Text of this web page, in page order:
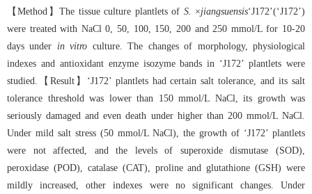
【Method】The tissue culture plantlets of S. ×jiangsuensis‘J172’(‘J172’)
were treated with NaCl 0, 50, 100, 150, 200 and 250 mmol/L for 10-20
days under in vitro culture. The changes of morphology, physiological
indexes and antioxidant enzyme isozyme bands in ‘J172’ plantlets were
studied.【Result】‘J172’ plantlets had certain salt tolerance, and its salt
tolerance threshold was lower than 150 mmol/L NaCl, its growth was
seriously damaged and even death under higher than 200 mmol/L NaCl.
Under mild salt stress (50 mmol/L NaCl), the growth of ‘J172’ plantlets
were not affected, and the levels of superoxide dismutase (SOD),
peroxidase (POD), catalase (CAT), proline and glutathione (GSH) were
mildly increased, other indexes were no significant changes. Under